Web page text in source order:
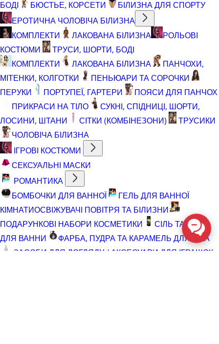
БОДІ
БЮСТЬЕ, КОРСЕТИ
БІЛИЗНА ДЛЯ СПОРТУ
ЕРОТИЧНА ЧОЛОВІЧА БІЛИЗНА
КОМПЛЕКТИ
ЛАКОВАНА БІЛИЗНА
РОЛЬОВІ
КОСТЮМИ
ТРУСИ, ШОРТИ, БОДІ
КОМПЛЕКТИ
ЛАКОВАНА БІЛИЗНА
ПАНЧОХИ,
МІТЕНКИ, КОЛГОТКИ
ПЕНЬЮАРИ ТА СОРОЧКИ
ПЕРУКИ
ПОРТУПЕЇ, ГАРТЕРИ
ПОЯСИ ДЛЯ ПАНЧОХ
ПРИКРАСИ НА ТІЛО
СУКНІ, СПІДНИЦІ, ШОРТИ,
ЛОСИНИ, ШТАНИ
СІТКИ (КОМБІНЕЗОНИ)
ТРУСИКИ
ЧОЛОВІЧА БІЛИЗНА
ІГРОВІ КОСТЮМИ
СЕКСУАЛЬНІ МАСКИ
РОМАНТИКА
БОМБОЧКИ ДЛЯ ВАННОЇ
ГЕЛЬ ДЛЯ ВАННОЇ
КІМНАТИОСВІЖУВАЧІ ПОВІТРЯ ТА БІЛИЗНИ
ПОДАРУНКОВІ НАБОРИ КОСМЕТИКИ
СІЛЬ ТА ПІНА
ДЛЯ ВАННИ
ФАРБА, ПУДРА ТА КАРАМЕЛЬ ДЛЯ ТІЛА
ЗАСОБИ ДЛЯ ДОГЛЯДУ / АКСЕСУАРИ ДЛЯ ІГРАШОК